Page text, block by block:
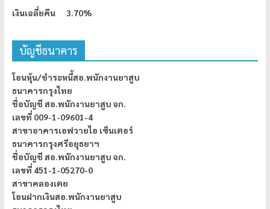
เงินเฉลี่ยคืน 3.70%
บัญชีธนาคาร
โอนหุ้น/ชำระหนี้สอ.พนักงานยาสูบ
ธนาคารกรุงไทย
ชื่อบัญชี สอ.พนักงานยาสูบ จก.
เลขที่ 009-1-09601-4
สาขาอาคารเอฟวายไอ เซ็นเตอร์
ธนาคารกรุงศรีอยุธยาฯ
ชื่อบัญชี สอ.พนักงานยาสูบ จก.
เลขที่ 451-1-05270-0
สาขาคลองเตย
โอนฝากเงินสอ.พนักงานยาสูบ